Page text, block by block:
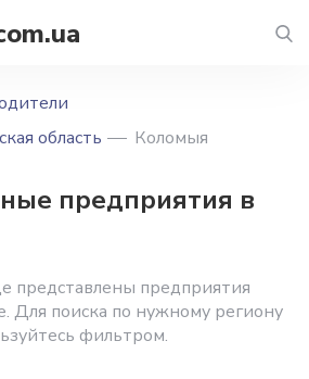
область
Коломыя
предприятия в
представлены предприятия
Для поиска по нужному региону
фильтром.